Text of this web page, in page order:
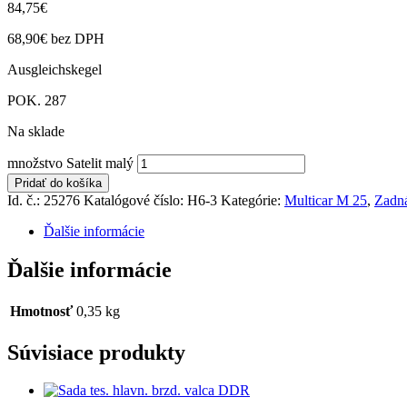
84,75€
68,90€ bez DPH
Ausgleichskegel
POK. 287
Na sklade
množstvo Satelit malý
Pridať do košíka
Id. č.: 25276 Katalógové číslo: H6-3 Kategórie: Multicar M 25,
Ďalšie informácie
Ďalšie informácie
Hmotnosť 0,35 kg
Súvisiace produkty